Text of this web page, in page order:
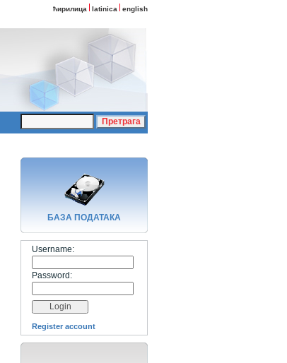
ћирилица latinica english
БАЗA ПОДАТАКА
Username:
Password:
Register account